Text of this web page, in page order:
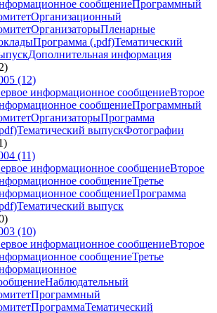
сообщениеПрограммный
Организационный
ОрганизаторыПленарные
Программа (.pdf)Тематический
Дополнительная информация
(12)
информационное сообщениеВторое
сообщениеПрограммный
ОрганизаторыПрограмма
Тематический выпускФотографии
(11)
информационное сообщениеВторое
сообщениеТретье
сообщениеПрограмма
Тематический выпуск
(10)
информационное сообщениеВторое
сообщениеТретье
Наблюдательный
Программный
ПрограммаТематический